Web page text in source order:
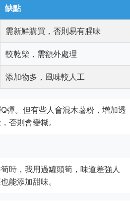
缺點
需新鮮購買，否則易有腥味
較乾柴，需額外處理
添加物多，風味較人工
彈。但有些人會混木薯粉，增加透
否則會變糊。
時，我用過罐頭筍，味道差強人
能添加甜味。